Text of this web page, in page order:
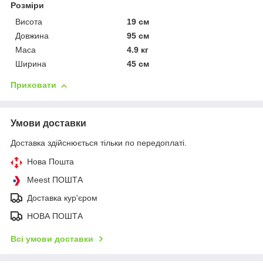
Розміри
Висота
19 см
Довжина
95 см
Маса
4.9 кг
Ширина
45 см
Приховати
Умови доставки
Доставка здійснюється тільки по передоплаті.
Нова Пошта
Meest ПОШТА
Доставка кур'єром
НОВА ПОШТА
Всі умови доставки